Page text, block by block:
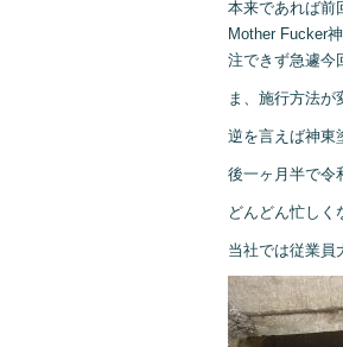
本来であれば前
Mother Fucker
注できず急遽今
ま、施行方法が
逆を言えば神東
後一ヶ月半で令
どんどん忙しく
当社では従業員